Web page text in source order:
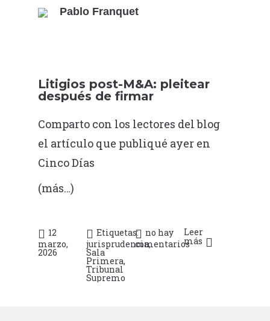
Pablo Franquet
Litigios post-M&A: pleitear
después de firmar
Comparto con los lectores del blog
el artículo que publiqué ayer en
Cinco Días
(más…)
12
marzo,
2026
Etiquetas:
jurisprudencia,
Sala
Primera,
Tribunal
Supremo
no hay
comentarios
Leer
más